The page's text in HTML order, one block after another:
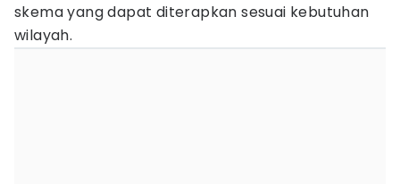
skema yang dapat diterapkan sesuai kebutuhan
wilayah.